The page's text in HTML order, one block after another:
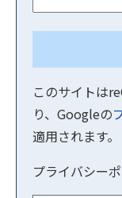
このサイトは
り、Googleの
適用されます。
プライバシー